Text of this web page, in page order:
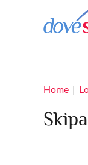
Salta al contenuto
Home